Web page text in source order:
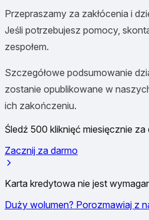
Przepraszamy za zakłócenia i
Jeśli potrzebujesz pomocy,
zespołem.
Szczegółowe podsumowanie
zostanie opublikowane w
ich zakończeniu.
Śledź 500 kliknięć miesięcznie za
Zacznij za darmo
Karta kredytowa nie jest
Duży wolumen? Porozmawiaj z